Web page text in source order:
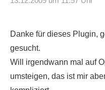
Danke für dieses Plugin,
gesucht.
Will irgendwann mal auf
umsteigen, das ist mir